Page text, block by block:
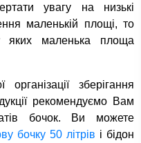
увагу на низькі
маленькій площі, то
яких маленька площа
зберігання
рекомендуємо Вам
бочок. Ви можете
бочку 50 літрів і бідон